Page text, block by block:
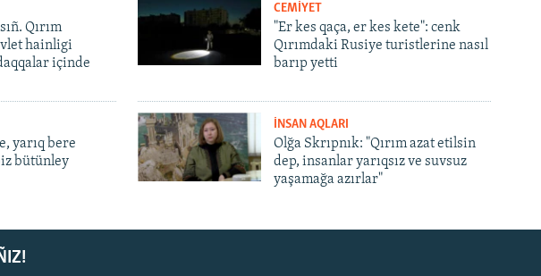
Qırım
hainligi
içinde
CEMİYET
"Er kes qaça, er kes kete": cenk
Qırımdaki Rusiye turistlerine nasıl
barıp yetti
yarıq bere
bütünley
İNSAN AQLARI
Olğa Skrıpnık: "Qırım azat etilsin
dep, insanlar yarıqsız ve suvsuz
yaşamağa azırlar"